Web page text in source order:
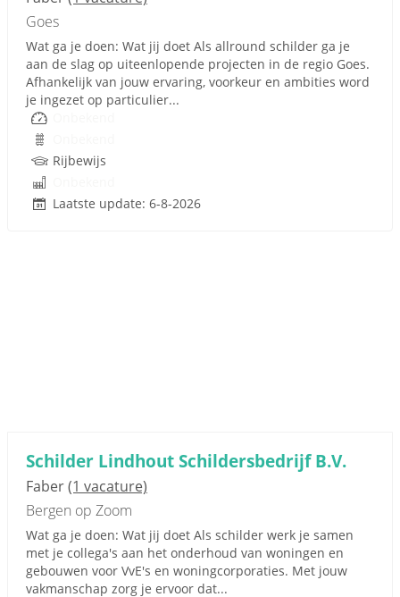
Goes
Wat ga je doen: Wat jij doet Als allround schilder ga je
aan de slag op uiteenlopende projecten in de regio Goes.
Afhankelijk van jouw ervaring, voorkeur en ambities word
je ingezet op particulier...
Rijbewijs
Laatste update: 6-8-2026
Schilder Lindhout Schildersbedrijf B.V.
Faber(1 vacature)
Bergen op Zoom
Wat ga je doen: Wat jij doet Als schilder werk je samen
met je collega's aan het onderhoud van woningen en
gebouwen voor VvE's en woningcorporaties. Met jouw
vakmanschap zorg je ervoor dat...